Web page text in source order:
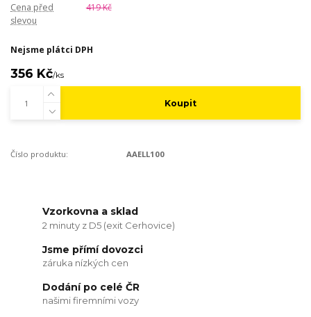
Cena před
slevou
419 Kč
Nejsme plátci DPH
356 Kč/ks
Koupit
Číslo produktu: AAELL100
Vzorkovna a sklad
2 minuty z D5 (exit Cerhovice)
Jsme přímí dovozci
záruka nízkých cen
Dodání po celé ČR
našimi firemními vozy